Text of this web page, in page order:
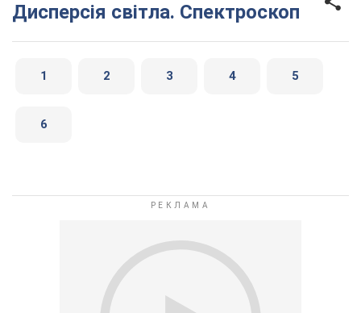
Дисперсія світла. Спектроскоп
1 2 3 4 5
6